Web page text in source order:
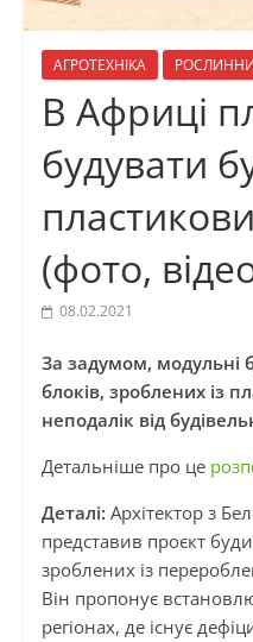
АГРОТЕХНІКА
В Африці
будувати
(фото,
08.02.2021
За задумом, модульні
блоків, зроблених із
неподалік від
Детальніше про це
Деталі: Архітектор з
представив проєкт
зроблених із
Він пропонує
регіонах, де існує